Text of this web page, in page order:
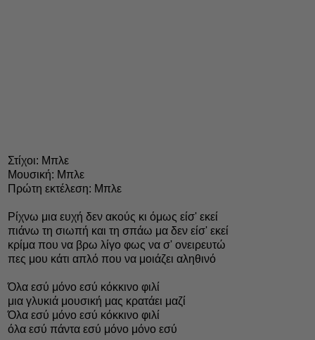
Στίχοι: Μπλε
Μουσική: Μπλε
Πρώτη εκτέλεση: Μπλε
Ρίχνω μια ευχή δεν ακούς κι όμως είσ' εκεί
πιάνω τη σιωπή και τη σπάω μα δεν είσ' εκεί
κρίμα που να βρω λίγο φως να σ' ονειρευτώ
πες μου κάτι απλό που να μοιάζει αληθινό
Όλα εσύ μόνο εσύ κόκκινο φιλί
μια γλυκιά μουσική μας κρατάει μαζί
Όλα εσύ μόνο εσύ κόκκινο φιλί
όλα εσύ πάντα εσύ μόνο μόνο εσύ